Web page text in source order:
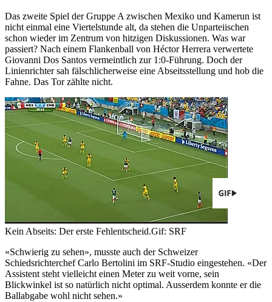
Das zweite Spiel der Gruppe A zwischen Mexiko und Kamerun ist
nicht einmal eine Viertelstunde alt, da stehen die Unparteiischen
schon wieder im Zentrum von hitzigen Diskussionen. Was war
passiert? Nach einem Flankenball von Héctor Herrera verwertete
Giovanni Dos Santos vermeintlich zur 1:0-Führung. Doch der
Linienrichter sah fälschlicherweise eine Abseitsstellung und hob die
Fahne. Das Tor zählte nicht.
Kein Abseits: Der erste Fehlentscheid.Gif: SRF
«Schwierig zu sehen», musste auch der Schweizer
Schiedsrichterchef Carlo Bertolini im SRF-Studio eingestehen. «Der
Assistent steht vielleicht einen Meter zu weit vorne, sein
Blickwinkel ist so natürlich nicht optimal. Ausserdem konnte er die
Ballabgabe wohl nicht sehen.»